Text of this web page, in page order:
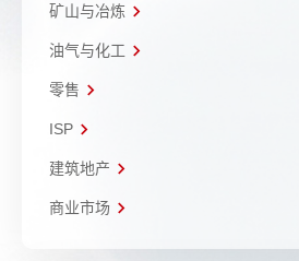
矿山与冶炼
油气与化工
零售
ISP
建筑地产
商业市场